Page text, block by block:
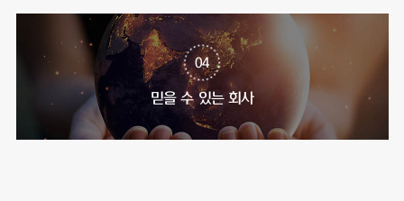
04
믿을 수 있는 회사